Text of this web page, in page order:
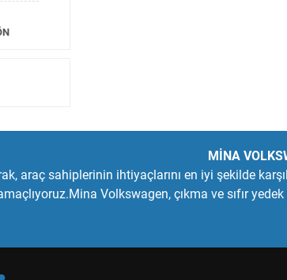
MİNA
araç sahiplerinin ihtiyaçlarını en iyi şekilde
Volkswagen, çıkma ve sıfır
Audi Skoda Seat marka araçlar için çıkma
ekibimizle size en uygun çözümleri
araçlarınızın uzun ömürlü olması ve güvenliği